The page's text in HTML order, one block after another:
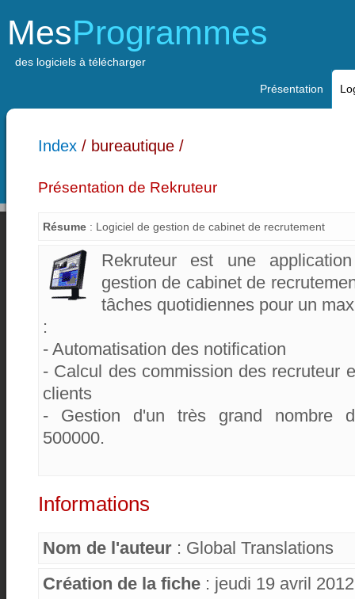
MesProgrammes
des logiciels à télécharger
Présentation
Index / bureautique /
Présentation de Rekruteur
Résume : Logiciel de gestion de cabinet de recrutement
Rekruteur est une
gestion de cabinet de
tâches quotidiennes pour un
:
- Automatisation des notification
- Calcul des commission des recruteur
clients
- Gestion d'un très grand nombre
500000.
Informations
Nom de l'auteur : Global Translations
Création de la fiche : jeudi 19 avril 2012